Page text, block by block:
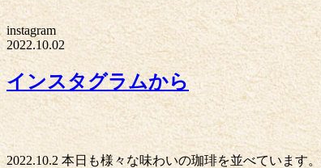
instagram
2022.10.02
インスタグラムから
2022.10.2 本日も様々な味わいの珈琲を並べています